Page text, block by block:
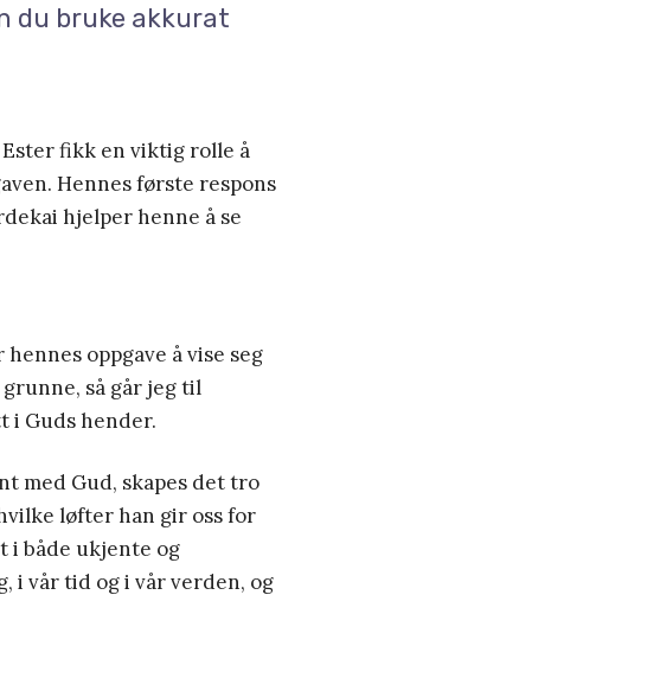
du bruke akkurat
fikk en viktig rolle å
Hennes første respons
hjelper henne å se
oppgave å vise seg
så går jeg til
i Guds hender.
med Gud, skapes det tro
løfter han gir oss for
i både ukjente og
i vår tid og i vår verden, og